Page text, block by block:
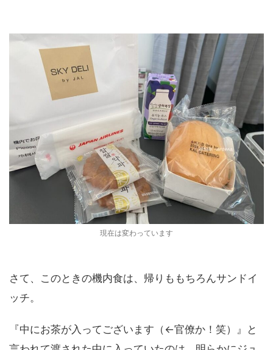
現在は変わっています
さて、このときの機内食は、帰りももちろんサンドイ
ッチ。
『中にお茶が入ってございます（←官僚か！笑）』と